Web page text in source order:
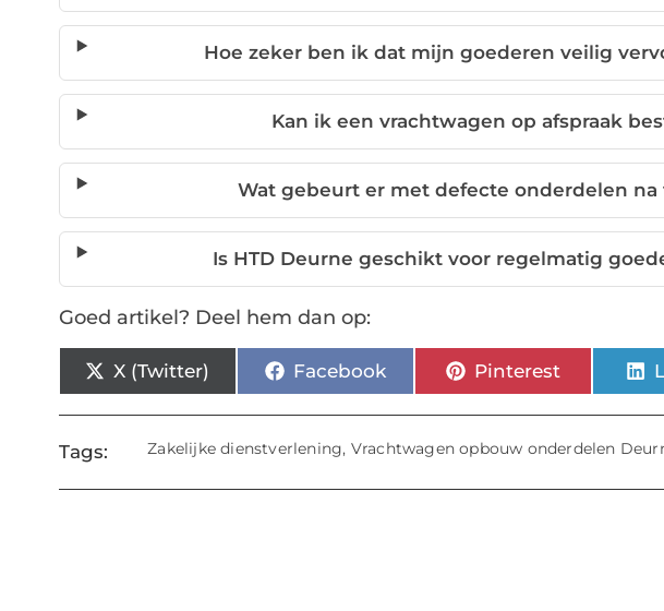
Hoe zeker ben ik dat mijn goederen veilig
Kan ik een vrachtwagen op afspraak
Wat gebeurt er met defecte onderdelen na
Is HTD Deurne geschikt voor regelmatig
Goed artikel? Deel hem dan op:
X (Twitter) Facebook Pinterest
Tags: Zakelijke dienstverlening, Vrachtwagen opbouw onderdelen